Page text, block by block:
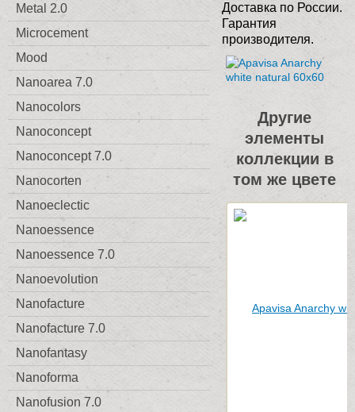
Metal 2.0
Microcement
Mood
Nanoarea 7.0
Nanocolors
Nanoconcept
Nanoconcept 7.0
Nanocorten
Nanoeclectic
Nanoessence
Nanoessence 7.0
Nanoevolution
Nanofacture
Nanofacture 7.0
Nanofantasy
Nanoforma
Nanofusion 7.0
Доставка по России.
Гарантия
производителя.
Другие
элементы
коллекции в
том же цвете